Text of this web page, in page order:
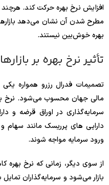
افزایش نرخ بهره حرکت کند.
مطرح شدن آن نشان می‌دهد
بهره خوش‌بین نیستند.
تأثیر نرخ بهره بر
تصمیمات فدرال رزرو همواره یکی
مالی جهان محسوب می‌شود. نرخ
سرمایه‌گذاری در اوراق قرضه و
دارایی‌ های پرریسک مانند
ورود سرمایه مواجه شوند.
از سوی دیگر، زمانی که نرخ بهره
بازار می‌شود و سرمایه‌گذاران